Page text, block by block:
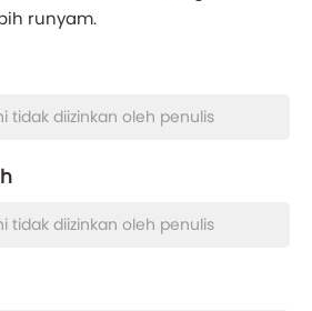
runyam.
tidak diizinkan oleh penulis
tidak diizinkan oleh penulis